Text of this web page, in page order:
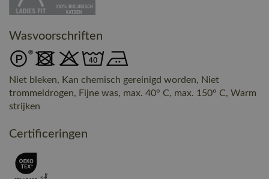
Wasvoorschriften
Niet bleken, Kan chemisch gereinigd worden, Niet
trommeldrogen, Fijne was, max. 40° C, max. 150° C, Warm
strijken
Certificeringen